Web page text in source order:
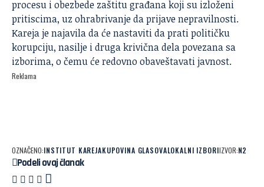
procesu i obezbede zaštitu građana koji su izloženi
pritiscima, uz ohrabrivanje da prijave nepravilnosti.
Kareja je najavila da će nastaviti da prati političku
korupciju, nasilje i druga krivična dela povezana sa
izborima, o čemu će redovno obaveštavati javnost.
Reklama
OZNAČENO:INSTITUT KAREJAKUPOVINA GLASOVALOKALNI IZBORIIZVOR:N2
Podeli ovaj članak